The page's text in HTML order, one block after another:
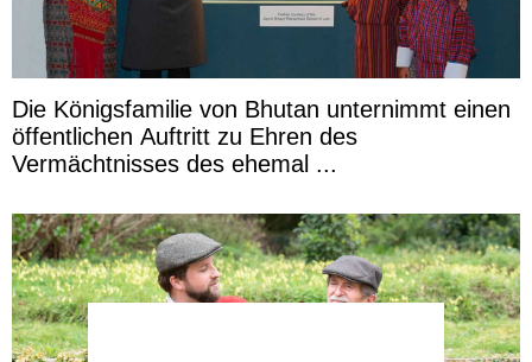
Die Königsfamilie von Bhutan unternimmt einen
öffentlichen Auftritt zu Ehren des
Vermächtnisses des ehemal ...